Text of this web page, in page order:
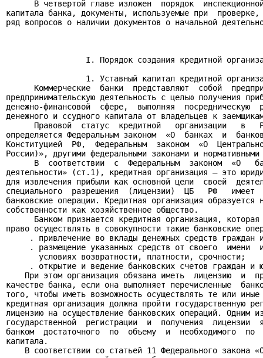
В четвертой главе изложен  порядок
капитала банка, документы, используемые при
ряд вопросов о наличии документов о начальной
I. Порядок создания кредитной
1. Уставный капитал кредитной
Коммерческие  банки  представляют  собой
предпринимательскую деятельность с целью получения
денежно-финансовой  сфере,  выполняя  посредническую
денежного и ссудного капитала от владельцев к
Правовой  статус  кредитной   организации   в
определяется Федеральным законом  «О  банках  и
Конституцией  РФ,  Федеральным  законом  «О
России)», другими федеральными законами и
В  соответствии  с  Федеральным  законом  «О
деятельности» (ст.1), кредитная организация – это
для извлечения прибыли как основной цели  своей
специального  разрешения  (лицензии)  ЦБ   РФ   имеет
банковские операции. Кредитная организация
собственности как хозяйственное общество.
Банком признается кредитная организация,
право осуществлять в совокупности такие банковские
. привлечение во вклады денежных средств граждан
. размещение указанных средств от своего  имени
       условиях возвратности, платности, срочности;
. открытие и ведение банковских счетов граждан и
При этом организация обязана иметь  лицензию  и
качестве банка, если она выполняет перечисленные
того, чтобы иметь возможность осуществлять те или
кредитная организация должна пройти государственную
лицензию на осуществление банковских операций. Одним
государственной  регистрации  и  получения  лицензии
банком  достаточного  по  объему  и  необходимого  по
капитала.
В соответствии со статьей 11 Федерального закона